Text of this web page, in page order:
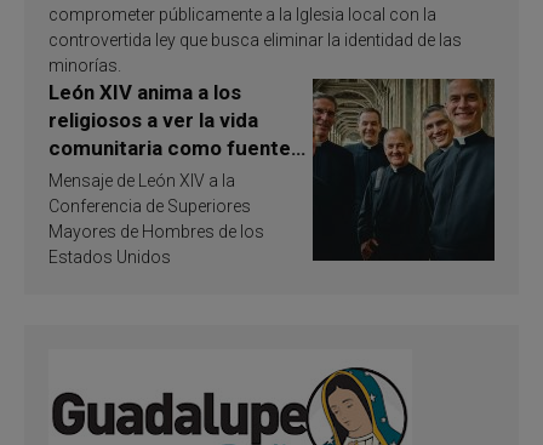
comprometer públicamente a la Iglesia local con la
controvertida ley que busca eliminar la identidad de las
minorías.
León XIV anima a los
religiosos a ver la vida
comunitaria como fuente
de inspiración y
santificación
Mensaje de León XIV a la
Conferencia de Superiores
Mayores de Hombres de los
Estados Unidos